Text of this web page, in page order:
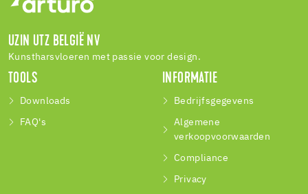
UZIN UTZ BELGIË NV
Kunstharsvloeren met passie voor design.
TOOLS
Downloads
FAQ's
INFORMATIE
Bedrijfsgegevens
Algemene
verkoopvoorwaarden
Compliance
Privacy